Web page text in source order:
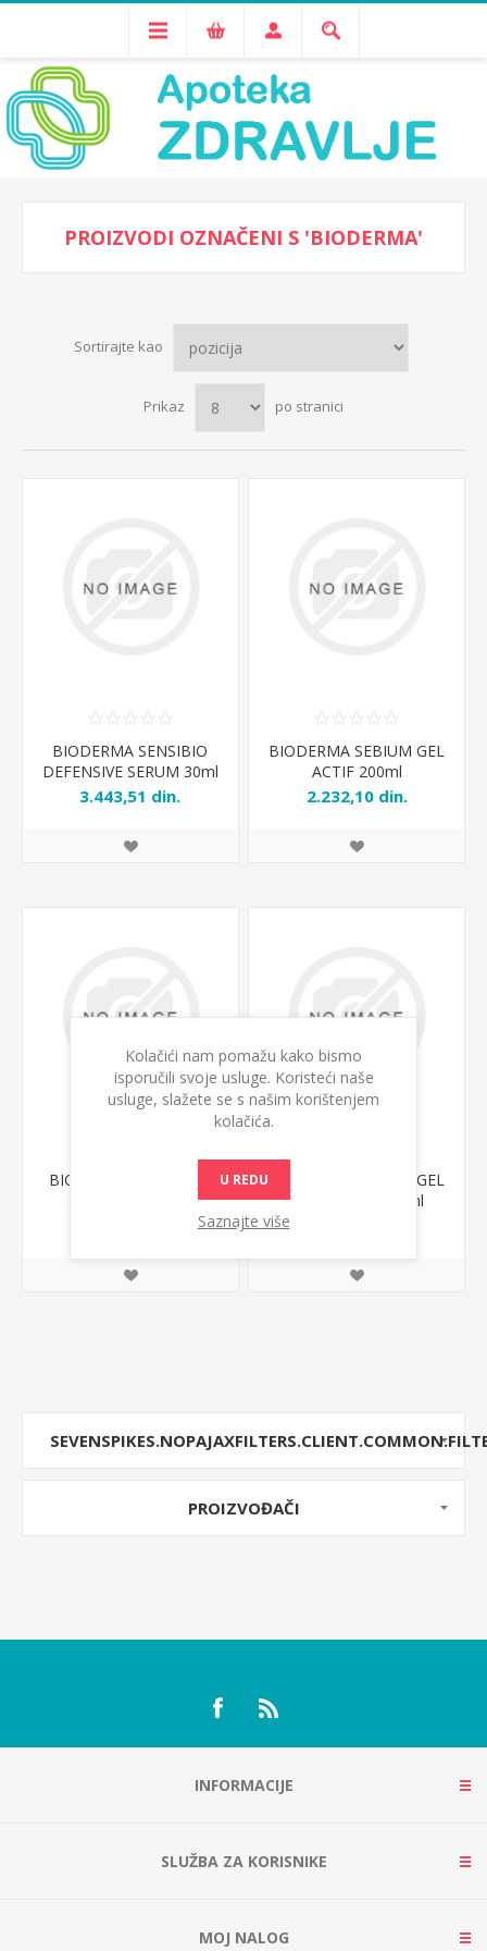
PROIZVODI OZNAČENI S 'BIODERMA'
Sortirajte kao
Prikaz po stranici
BIODERMA SENSIBIO
DEFENSIVE SERUM 30ml
3.443,51 din.
BIODERMA SEBIUM GEL
ACTIF 200ml
2.232,10 din.
BIODERMA ATODERM
SOS SPREJ 200ml
BIODERMA SEBIUM GEL
MOUSSANT 200ml
PROIZVOĐAČI
INFORMACIJE
SLUŽBA ZA KORISNIKE
MOJ NALOG
Kolačići nam pomažu kako bismo
isporučili svoje usluge. Koristeći naše
usluge, slažete se s našim korištenjem
kolačića.
U REDU
Saznajte više